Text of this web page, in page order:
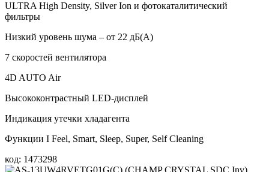
ULTRA High Density, Silver Ion и фотокаталитический
фильтры
Низкий уровень шума – от 22 дБ(А)
7 скоростей вентилятора
4D AUTO Air
Высококонтрастный LED-дисплей
Индикация утечки хладагента
Функции I Feel, Smart, Sleep, Super, Self Cleaning
код: 1473298